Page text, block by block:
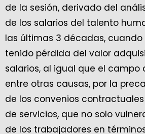
de la sesión, derivado del
de los salarios del talento
las últimas 3 décadas,
tenido pérdida del valor
salarios, al igual que el campo
entre otras causas, por la
de los convenios
de servicios, que no solo
de los trabajadores en